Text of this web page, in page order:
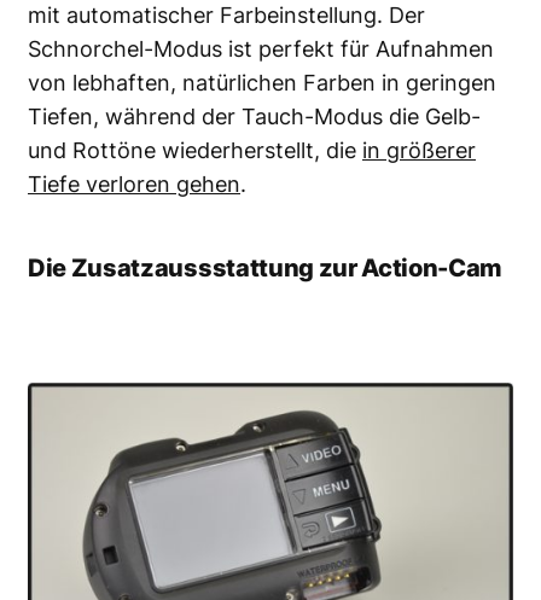
mit automatischer Farbeinstellung. Der
Schnorchel-Modus ist perfekt für Aufnahmen
von lebhaften, natürlichen Farben in geringen
Tiefen, während der Tauch-Modus die Gelb-
und Rottöne wiederherstellt, die in größerer
Tiefe verloren gehen.
Die Zusatzaussstattung zur Action-Cam